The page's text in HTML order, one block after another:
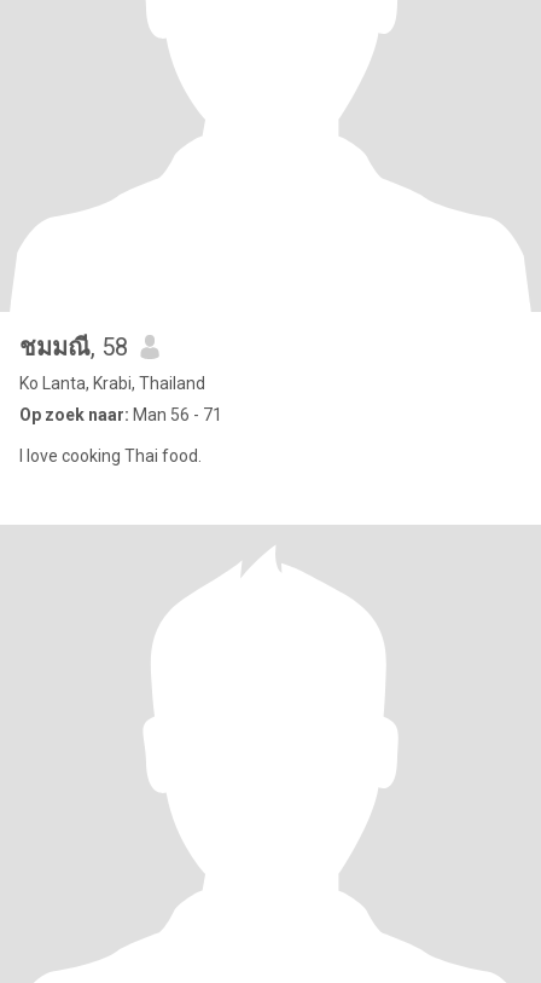
ชมมณี, 58
Ko Lanta, Krabi, Thailand
Op zoek naar: Man 56 - 71
I love cooking Thai food.